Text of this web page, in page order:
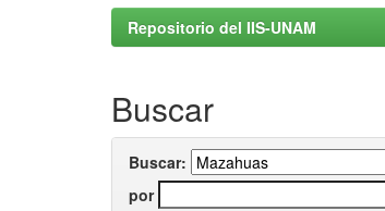
Repositorio del IIS-UNAM
Buscar
Buscar:
por